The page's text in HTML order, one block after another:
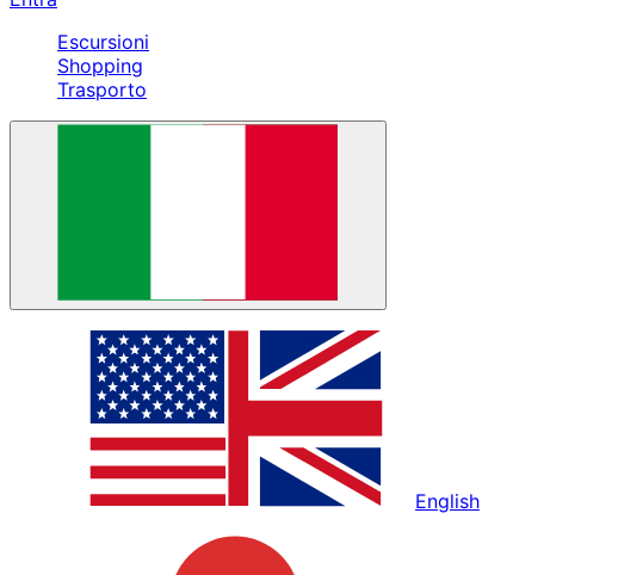
Escursioni
Shopping
Trasporto
English